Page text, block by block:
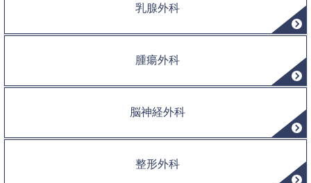
乳腺外科
腫瘍外科
脳神経外科
整形外科